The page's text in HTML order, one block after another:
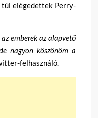
túl elégedettek Perry-
emberek az alapvető
nagyon köszönöm a
felhasználó.